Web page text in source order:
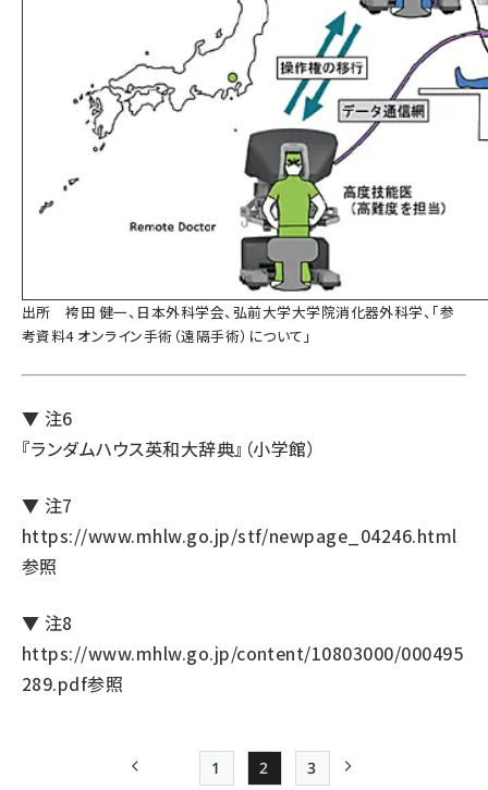
出所袴田 健一、日本外科学会、弘前大学大学院消化器外科学、「参
考資料4 オンライン手術（遠隔手術）について」
▼ 注6
『ランダムハウス英和大辞典』（小学館）
▼ 注7
https://www.mhlw.go.jp/stf/newpage_04246.html
参照
▼ 注8
https://www.mhlw.go.jp/content/10803000/000495
289.pdf参照
前ページ Page
1
Page
2
Page
3